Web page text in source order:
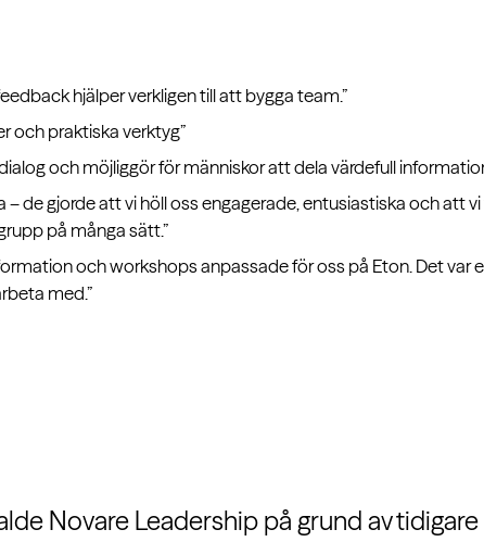
hjälper verkligen till att bygga team.”
och praktiska verktyg”
och möjliggör för människor att dela värdefull
– de gjorde att vi höll oss engagerade, entusiastiska och att
på många sätt.”
och workshops anpassade för oss på Eton. Det var
med.”
Novare Leadership på grund av